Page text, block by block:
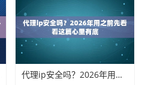
代理ip安全吗？2026年用之前先看看这篇心里有底